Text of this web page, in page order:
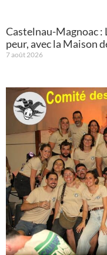
Castelnau-Magnoac :
peur, avec la Maison
7 août 2026